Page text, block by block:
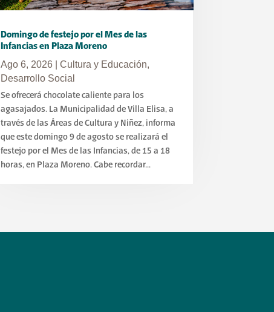
Domingo de festejo por el Mes de las
Infancias en Plaza Moreno
Ago 6, 2026| Cultura y Educación,
Desarrollo Social
Se ofrecerá chocolate caliente para los
agasajados. La Municipalidad de Villa Elisa, a
través de las Áreas de Cultura y Niñez, informa
que este domingo 9 de agosto se realizará el
festejo por el Mes de las Infancias, de 15 a 18
horas, en Plaza Moreno. Cabe recordar...